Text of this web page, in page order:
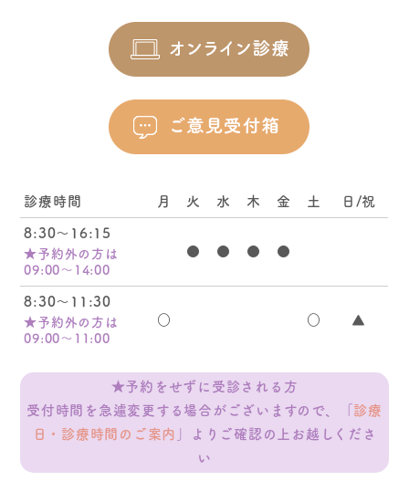
診療時間 月 火 水 木 金 土 日/祝
8:30～16:15
★予約外の方は
09:00～14:00
● ● ● ●
8:30～11:30
★予約外の方は
09:00～11:00
○ ○ ▲
★予約をせずに受診される方
受付時間を急遽変更する場合がございますので、
診療
日・診療時間のご案内
」よりご確認の上お越しくださ
い